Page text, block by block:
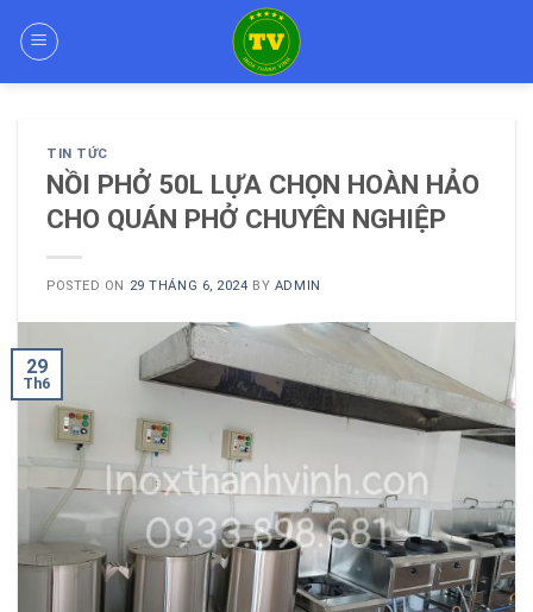
TIN TỨC
NỒI PHỞ 50L LỰA CHỌN HOÀN HẢO
CHO QUÁN PHỞ CHUYÊN NGHIỆP
POSTED ON 29 THÁNG 6, 2024 BY ADMIN
29
Th6